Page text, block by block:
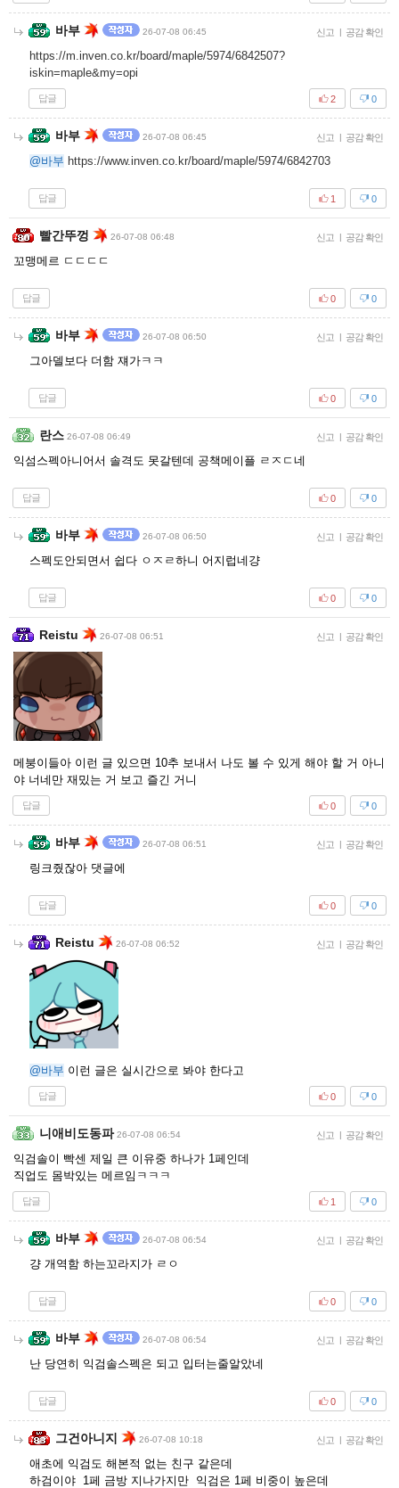
바부 26-07-08 06:45 신고 | 공감 확인
https://m.inven.co.kr/board/maple/5974/6842507?
iskin=maple&my=opi
답글 0
2
바부 26-07-08 06:45 신고 | 공감 확인
@바부 https://www.inven.co.kr/board/maple/5974/6842703
답글 0
1
빨간뚜껑 26-07-08 06:48 신고 | 공감 확인
꼬맹메르 ㄷㄷㄷㄷ
답글 0
0
바부 26-07-08 06:50 신고 | 공감 확인
그아델보다 더함 쟤가ㅋㅋ
답글 0
0
란스 26-07-08 06:49 신고 | 공감 확인
익섬스펙아니어서 솔격도 못갈텐데 공책메이플 ㄹㅈㄷ네
답글 0
0
바부 26-07-08 06:50 신고 | 공감 확인
스펙도안되면서 쉽다 ㅇㅈㄹ하니 어지럽네걍
답글 0
0
Reistu 26-07-08 06:51 신고 | 공감 확인
메붕이들아 이런 글 있으면 10추 보내서 나도 볼 수 있게 해야 할 거 아니
야 너네만 재밌는 거 보고 즐긴 거니
답글 0
0
바부 26-07-08 06:51 신고 | 공감 확인
링크줬잖아 댓글에
답글 0
0
Reistu 26-07-08 06:52 신고 | 공감 확인
@바부 이런 글은 실시간으로 봐야 한다고
답글 0
0
니애비도동파 26-07-08 06:54 신고 | 공감 확인
익검솔이 빡센 제일 큰 이유중 하나가 1페인데
직업도 몸박있는 메르임ㅋㅋㅋ
답글 0
1
바부 26-07-08 06:54 신고 | 공감 확인
걍 개역함 하는꼬라지가 ㄹㅇ
답글 0
0
바부 26-07-08 06:54 신고 | 공감 확인
난 당연히 익검솔스펙은 되고 입터는줄알았네
답글 0
0
그건아니지 26-07-08 10:18 신고 | 공감 확인
애초에 익검도 해본적 없는 친구 같은데
하검이야 1페 금방 지나가지만 익검은 1페 비중이 높은데